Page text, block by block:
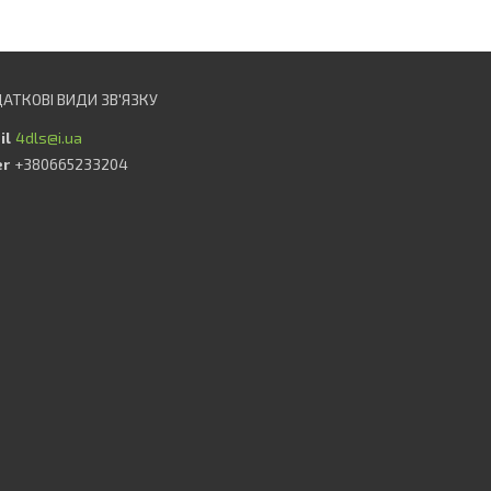
4dls@i.ua
+380665233204